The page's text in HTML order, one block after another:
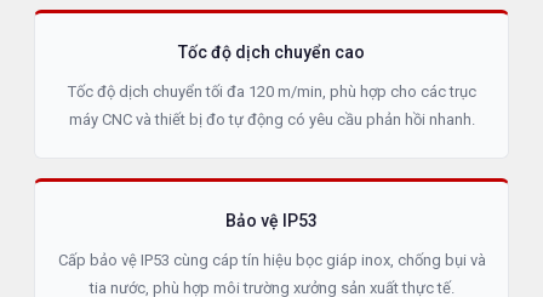
Tốc độ dịch chuyển cao
Tốc độ dịch chuyển tối đa 120 m/min, phù hợp cho các trục
máy CNC và thiết bị đo tự động có yêu cầu phản hồi nhanh.
Bảo vệ IP53
Cấp bảo vệ IP53 cùng cáp tín hiệu bọc giáp inox, chống bụi và
tia nước, phù hợp môi trường xưởng sản xuất thực tế.